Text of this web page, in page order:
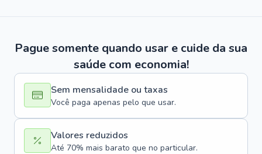
Pague somente quando usar e cuide da sua
saúde com economia!
Sem mensalidade ou taxas
Você paga apenas pelo que usar.
Valores reduzidos
Até 70% mais barato que no particular.